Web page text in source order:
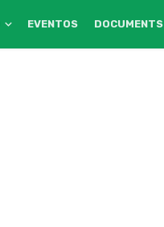
EVENTOS DOCUMENTS